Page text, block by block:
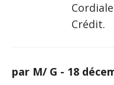
Crédit.
par M/ G - 18